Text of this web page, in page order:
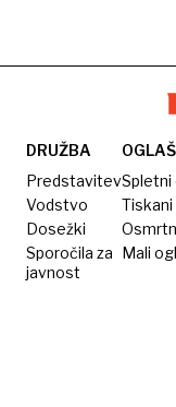
DRUŽBA
Predstavitev
Vodstvo
Dosežki
Sporočila za
javnost
Spletni
Tiskani
Mali